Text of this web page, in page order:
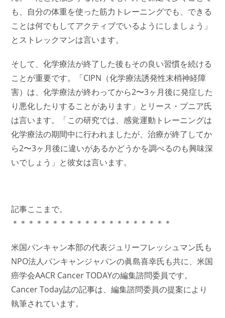
も、自分の体重を使った筋力トレーニングでも、できる
ことは何でもしてアクティブでいるようにしましょう」
とストレックマンは言います。
そして、化学療法が終了した後もその良い習慣を続ける
ことが重要です。「CIPN（化学療法誘発性末梢神経障
害）は、化学療法が終わってから2〜3ヶ月後に発症した
り悪化したりすることがあります」とリース・プニア氏
は言います。「この研究では、感覚運動トレーニングは
化学療法の期間中に行われましたが、治療が終了してか
ら2〜3ヶ月後に違いがあるかどうかを調べるのも興味深
いでしょう」と彼女は言います。
記事ここまで。
＊＊＊＊＊＊＊＊＊＊＊＊＊＊＊＊＊＊＊＊
米国パンキャン本部の代表ジュリーフレッシュマン氏も
NPO法人パンキャンジャパンの眞島喜幸氏も共に、米国
癌学会AACR Cancer TODAYの編集諮問委員です。
Cancer Today誌の記事は、編集諮問委員の提案により
執筆されています。